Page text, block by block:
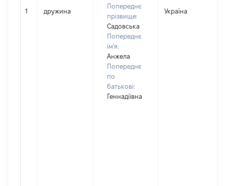
1 дружина
Попереднє
прізвище:
Садовська
Попереднє
ім'я:
Анжела
Попереднє
по
батькові:
Геннадіївна
Україна